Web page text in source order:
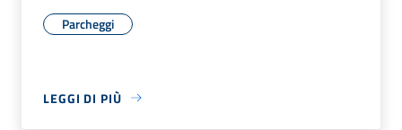
Parcheggi
LEGGI DI PIÙ